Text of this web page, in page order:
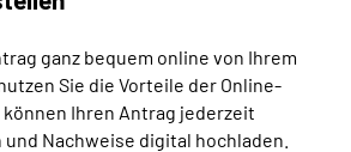
ganz bequem online von Ihrem
Sie die Vorteile der Online-
Ihren Antrag jederzeit
Nachweise digital hochladen.